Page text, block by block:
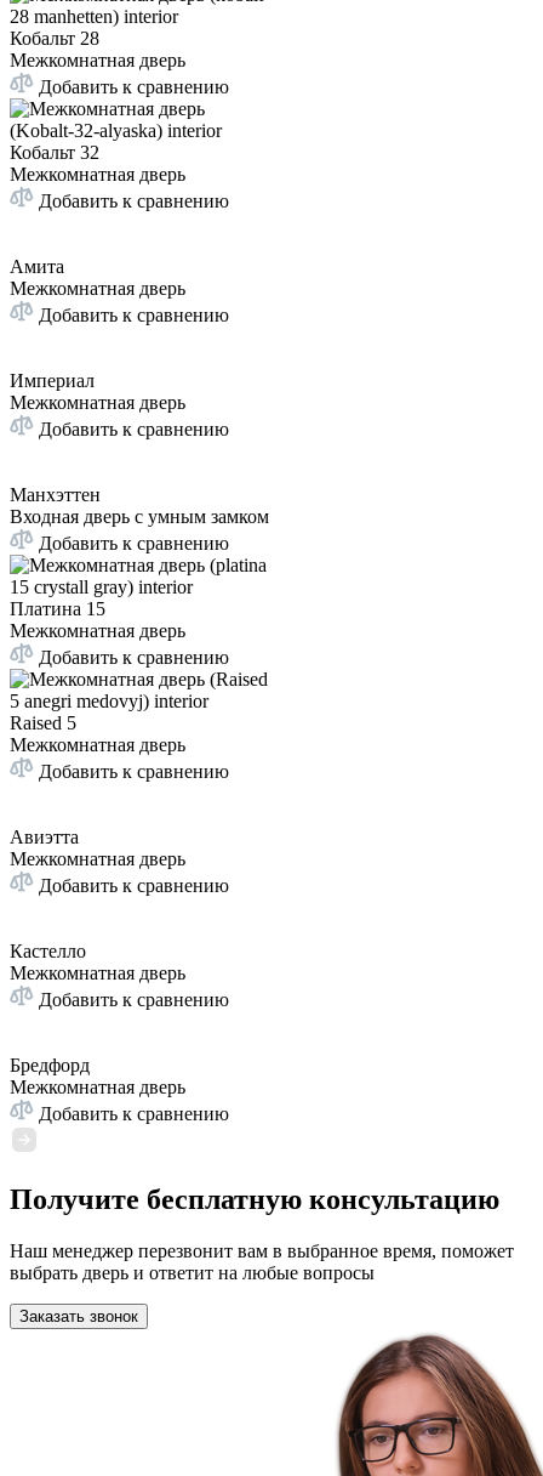
Кобальт 28
Межкомнатная дверь
Добавить к сравнению
Кобальт 32
Межкомнатная дверь
Добавить к сравнению
Амита
Межкомнатная дверь
Добавить к сравнению
Империал
Межкомнатная дверь
Добавить к сравнению
Манхэттен
Входная дверь с умным замком
Добавить к сравнению
Платина 15
Межкомнатная дверь
Добавить к сравнению
Raised 5
Межкомнатная дверь
Добавить к сравнению
Авиэтта
Межкомнатная дверь
Добавить к сравнению
Кастелло
Межкомнатная дверь
Добавить к сравнению
Бредфорд
Межкомнатная дверь
Добавить к сравнению
Получите бесплатную консультацию
Наш менеджер перезвонит вам в выбранное время, поможет
выбрать дверь и ответит на любые вопросы
Заказать звонок